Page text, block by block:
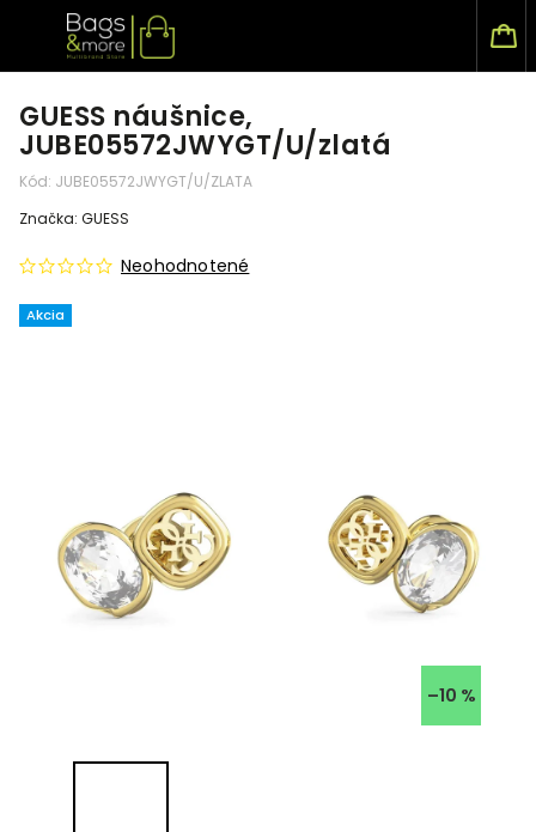
GUESS náušnice,
JUBE05572JWYGT/U/zlatá
Kód: JUBE05572JWYGT/U/ZLATA
Akcia
Neohodnotené
Značka: GUESS
–10 %